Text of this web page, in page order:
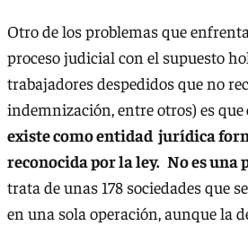
Otro de los problemas que
proceso judicial con el supuesto
trabajadores despedidos que no
indemnización, entre otros) es que
existe como entidad jurídica
reconocida por la ley. No es una
trata de unas 178 sociedades que
en una sola operación, aunque la